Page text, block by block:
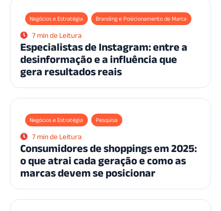
Negócios e Estratégia Branding e Posicionamento de Marca
7 min de Leitura
Especialistas de Instagram: entre a
desinformação e a influência que
gera resultados reais
Negócios e Estratégia Pesquisa
7 min de Leitura
Consumidores de shoppings em 2025:
o que atrai cada geração e como as
marcas devem se posicionar